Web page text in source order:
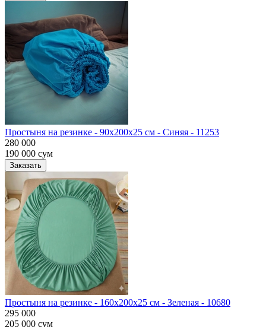
Простыня на резинке - 90x200x25 cм - Синяя - 11253
280 000
190 000 сум
Заказать
Простыня на резинке - 160x200x25 cм - Зеленая - 10680
295 000
205 000 сум